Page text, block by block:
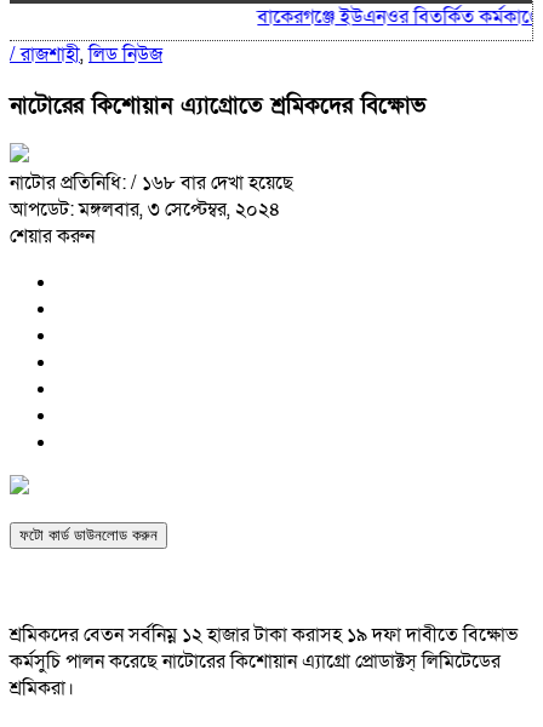
বাকেরগঞ্জে ইউএনওর বিতর্কিত কর্মকাণ্ডে
/রাজশাহী,লিড নিউজ
নাটোরের কিশোয়ান এ্যাগ্রোতে শ্রমিকদের বিক্ষোভ
নাটোর প্রতিনিধি:/ ১৬৮ বার দেখা হয়েছে
আপডেট: মঙ্গলবার, ৩ সেপ্টেম্বর, ২০২৪
শেয়ার করুন
ফটো কার্ড ডাউনলোড করুন
শ্রমিকদের বেতন সর্বনিম্ন ১২ হাজার টাকা করাসহ ১৯ দফা দাবীতে বিক্ষোভ
কর্মসুচি পালন করেছে নাটোরের কিশোয়ান এ্যাগ্রো প্রোডাক্টস্ লিমিটেডের
শ্রমিকরা।